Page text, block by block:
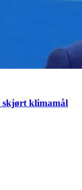
skjørt klimamål